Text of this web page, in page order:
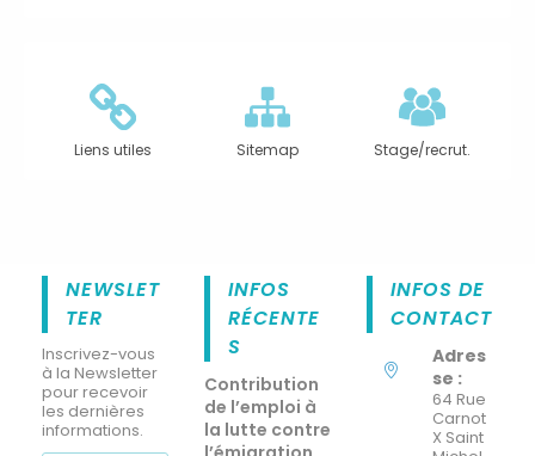
Liens utiles Sitemap Stage/recrut.
NEWSLET
TER
Inscrivez-vous
à la Newsletter
pour recevoir
les dernières
informations.
INFOS
RÉCENTE
S
Contribution
de l’emploi à
la lutte contre
INFOS DE
CONTACT
Adres
se :
64 Rue
Carnot
X Saint